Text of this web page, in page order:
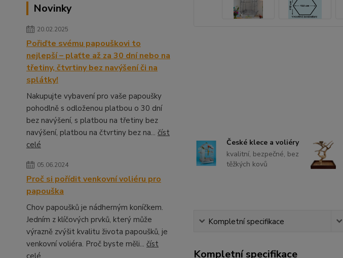
Novinky
20.02.2025
Pořiďte svému papouškovi to
nejlepší – plaťte až za 30 dní nebo na
třetiny, čtvrtiny bez navýšení či na
splátky!
Nakupujte vybavení pro vaše papoušky
pohodlně s odloženou platbou o 30 dní
bez navýšení, s platbou na třetiny bez
navýšení, platbou na čtvrtiny bez na... číst
celé
05.06.2024
Proč si pořídit venkovní voliéru pro
papouška
Chov papoušků je nádherným koníčkem.
Jedním z klíčových prvků, který může
výrazně zvýšit kvalitu života papoušků, je
venkovní voliéra. Proč byste měli... číst
celé
České klece a voliéry
kvalitní, bezpečné, bez
těžkých kovů
Kompletní specifikace
Kompletní specifikace